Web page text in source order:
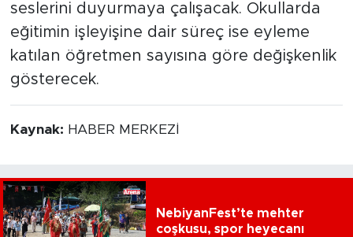
seslerini duyurmaya çalışacak. Okullarda
eğitimin işleyişine dair süreç ise eyleme
katılan öğretmen sayısına göre değişkenlik
gösterecek.
Kaynak: HABER MERKEZİ
NebiyanFest’te mehter
coşkusu, spor heyecanı